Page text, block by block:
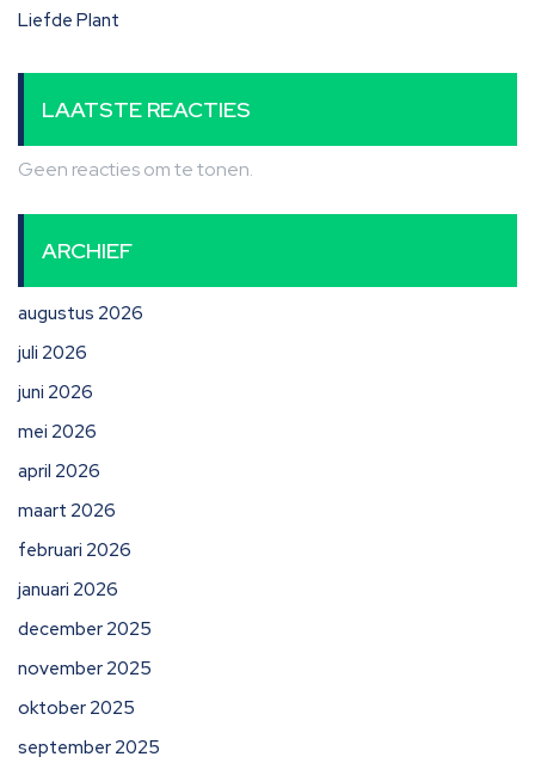
Liefde Plant
LAATSTE REACTIES
Geen reacties om te tonen.
ARCHIEF
augustus 2026
juli 2026
juni 2026
mei 2026
april 2026
maart 2026
februari 2026
januari 2026
december 2025
november 2025
oktober 2025
september 2025